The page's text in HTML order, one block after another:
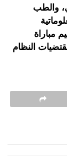
والطب
مباراة
النظام